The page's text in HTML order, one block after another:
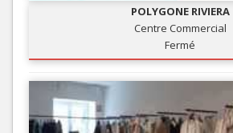
POLYGONE RIVIERA
Centre Commercial
Fermé